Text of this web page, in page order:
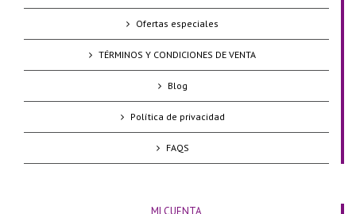
Ofertas especiales
TÉRMINOS Y CONDICIONES DE VENTA
Blog
Política de privacidad
FAQS